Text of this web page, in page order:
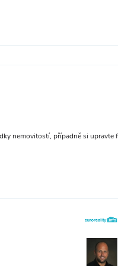
nemovitostí, případně si upravte